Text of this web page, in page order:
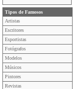
Tipos de Famosos
Artistas
Escritores
Esportistas
Fotógrafos
Modelos
Músicos
Pintores
Revistas